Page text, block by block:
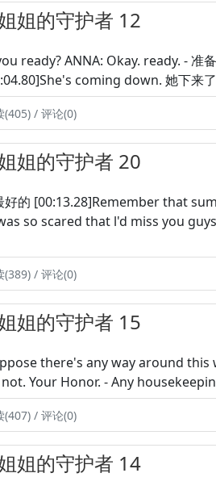
姐的守护者 12
ready? ANNA: Okay. ready. -
coming down. 她下来
/ 评论(0)
姐的守护者 20
好的 [00:13.28]Remember that
so scared that l'd miss you
/ 评论(0)
姐的守护者 15
there's any way around this
Your Honor. - Any
/ 评论(0)
姐的守护者 14